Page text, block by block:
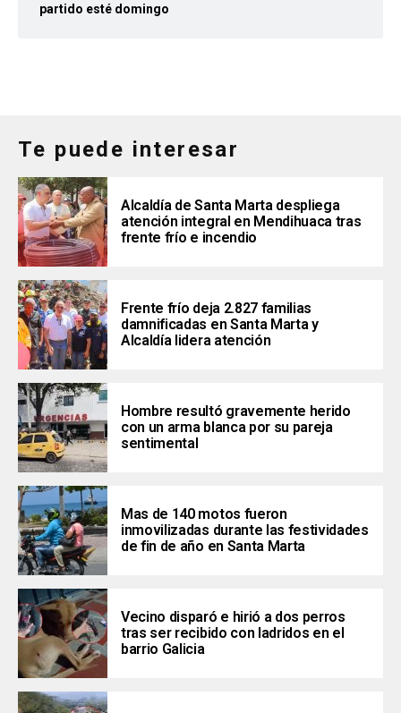
partido esté domingo
Te puede interesar
Alcaldía de Santa Marta despliega
atención integral en Mendihuaca tras
frente frío e incendio
Frente frío deja 2.827 familias
damnificadas en Santa Marta y
Alcaldía lidera atención
Hombre resultó gravemente herido
con un arma blanca por su pareja
sentimental
Mas de 140 motos fueron
inmovilizadas durante las festividades
de fin de año en Santa Marta
Vecino disparó e hirió a dos perros
tras ser recibido con ladridos en el
barrio Galicia